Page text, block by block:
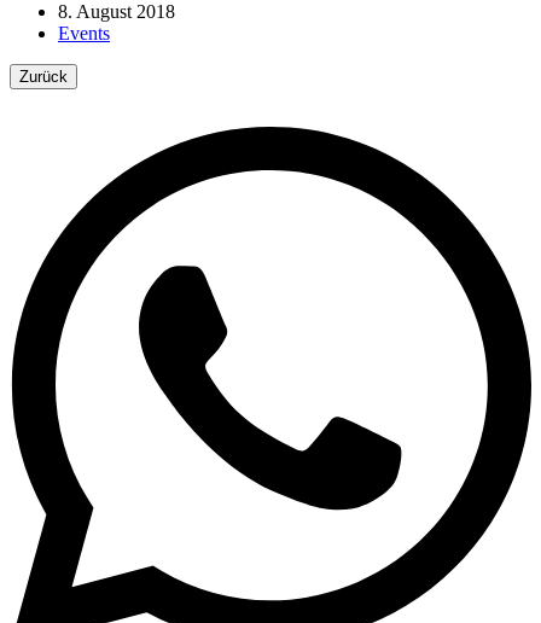
8. August 2018
Events